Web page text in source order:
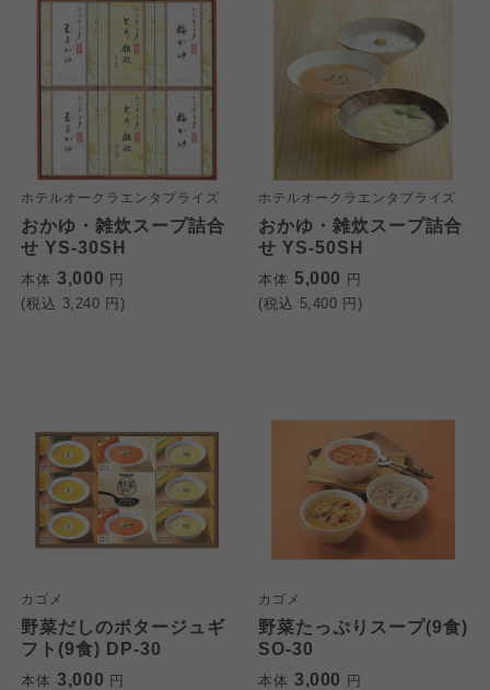
ホテルオークラエンタプライズ
おかゆ・雑炊スープ詰合
せ YS-30SH
本体 3,000 円
(税込 3,240 円)
ホテルオークラエンタプライズ
おかゆ・雑炊スープ詰合
せ YS-50SH
本体 5,000 円
(税込 5,400 円)
カゴメ
野菜だしのポタージュギ
フト(9食) DP-30
本体 3,000 円
カゴメ
野菜たっぷりスープ(9食)
SO-30
本体 3,000 円